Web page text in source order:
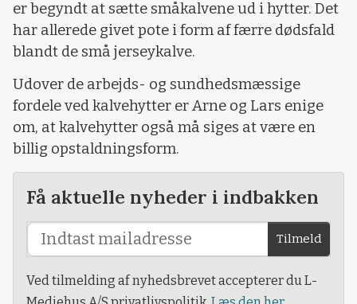
er begyndt at sætte småkalvene ud i hytter. Det
har allerede givet pote i form af færre dødsfald
blandt de små jerseykalve.
Udover de arbejds- og sundhedsmæssige
fordele ved kalvehytter er Arne og Lars enige
om, at kalvehytter også må siges at være en
billig opstaldningsform.
Få aktuelle nyheder i indbakken
Tilmeld
Ved tilmelding af nyhedsbrevet accepterer du L-